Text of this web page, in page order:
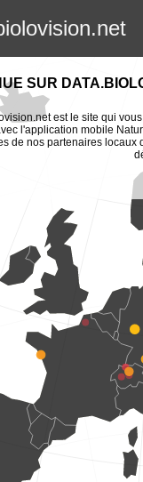
SUR
est le site qui
l'application mobile
de nos partenaires locaux